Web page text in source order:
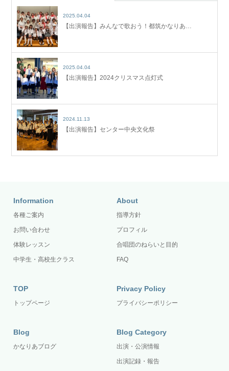
2025.04.04
【出演報告】みんなで歌おう！都筑かなりあ…
2025.04.04
【出演報告】2024クリスマス点灯式
2024.11.13
【出演報告】センター中央文化祭
Information
各種ご案内
お問い合わせ
体験レッスン
中学生・高校生クラス
About
指導方針
プロフィル
合唱団のねらいと目的
FAQ
TOP
トップページ
Privacy Policy
プライバシーポリシー
Blog
かなりあブログ
Blog Category
出演・公演情報
出演記録・報告